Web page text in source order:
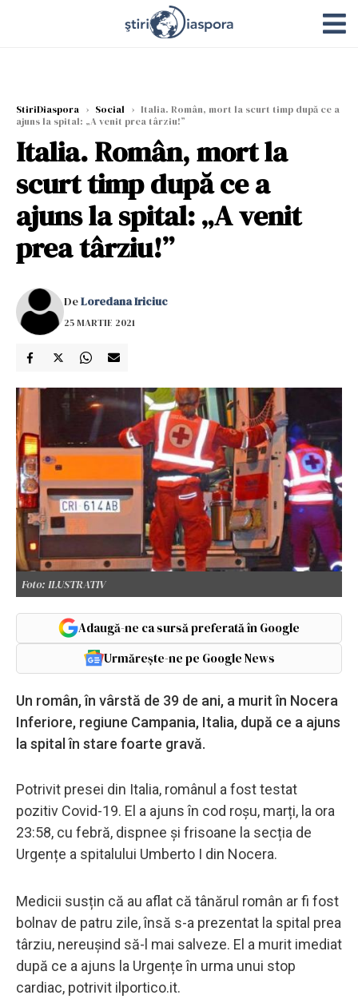
StiriDiaspora › Social › Italia. Român, mort la scurt timp după ce a
ajuns la spital: „A venit prea târziu!”
Italia. Român, mort la
scurt timp după ce a
ajuns la spital: „A venit
prea târziu!”
DeLoredana Iriciuc
25 MARTIE 2021
Foto: ILUSTRATIV
Adaugă-ne ca sursă preferată în Google
Urmărește-ne pe Google News
Un român, în vârstă de 39 de ani, a murit în Nocera
Inferiore, regiune Campania, Italia, după ce a ajuns
la spital în stare foarte gravă.
Potrivit presei din Italia, românul a fost testat
pozitiv Covid-19. El a ajuns în cod roșu, marți, la ora
23:58, cu febră, dispnee și frisoane la secția de
Urgențe a spitalului Umberto I din Nocera.
Medicii susțin că au aflat că tânărul român ar fi fost
bolnav de patru zile, însă s-a prezentat la spital prea
târziu, nereușind să-l mai salveze. El a murit imediat
după ce a ajuns la Urgențe în urma unui stop
cardiac, potrivit ilportico.it.